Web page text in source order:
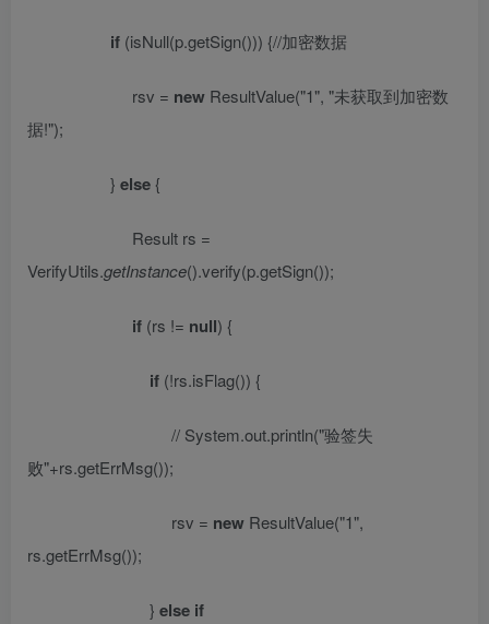
if (isNull(p.getSign())) {//加密数据
rsv = new ResultValue("1", "未获取到加密数
据!");
} else {
Result rs =
VerifyUtils.getInstance().verify(p.getSign());
if (rs != null) {
if (!rs.isFlag()) {
// System.out.println("验签失
败"+rs.getErrMsg());
rsv = new ResultValue("1",
rs.getErrMsg());
} else if